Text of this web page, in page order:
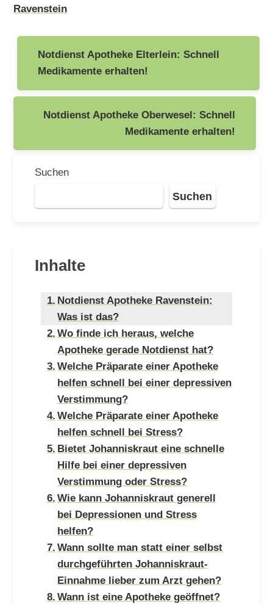
Ravenstein
Beitragsnavigation
Notdienst Apotheke Elterlein: Schnell
Medikamente erhalten!
Notdienst Apotheke Oberwesel: Schnell
Medikamente erhalten!
Suchen
Suchen
Inhalte
Notdienst Apotheke Ravenstein:
Was ist das?
Wo finde ich heraus, welche
Apotheke gerade Notdienst hat?
Welche Präparate einer Apotheke
helfen schnell bei einer depressiven
Verstimmung?
Welche Präparate einer Apotheke
helfen schnell bei Stress?
Bietet Johanniskraut eine schnelle
Hilfe bei einer depressiven
Verstimmung oder Stress?
Wie kann Johanniskraut generell
bei Depressionen und Stress
helfen?
Wann sollte man statt einer selbst
durchgeführten Johanniskraut-
Einnahme lieber zum Arzt gehen?
Wann ist eine Apotheke geöffnet?